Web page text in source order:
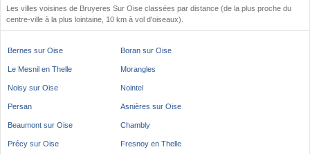
Les villes voisines de Bruyeres Sur Oise classées par distance (de la plus proche du
centre-ville à la plus lointaine, 10 km à vol d'oiseaux).
Bernes sur Oise Boran sur Oise
Le Mesnil en Thelle Morangles
Noisy sur Oise Nointel
Persan Asnières sur Oise
Beaumont sur Oise Chambly
Précy sur Oise Fresnoy en Thelle